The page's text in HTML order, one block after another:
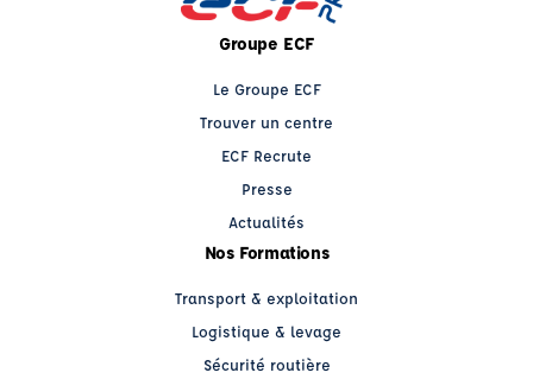
Groupe ECF
Le Groupe ECF
Trouver un centre
ECF Recrute
Presse
Actualités
Nos Formations
Transport & exploitation
Logistique & levage
Sécurité routière